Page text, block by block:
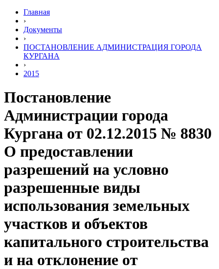
Главная
›
Документы
›
ПОСТАНОВЛЕНИЕ АДМИНИСТРАЦИЯ ГОРОДА
КУРГАНА
›
2015
Постановление
Администрации города
Кургана от 02.12.2015 № 8830
О предоставлении
разрешений на условно
разрешенные виды
использования земельных
участков и объектов
капитального строительства
и на отклонение от